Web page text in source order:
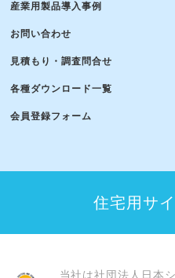
産業用製品導入事例
お問い合わせ
見積もり・調査問合せ
各種ダウンロード一覧
会員登録フォーム
住宅用サ
当社は社団法人日本